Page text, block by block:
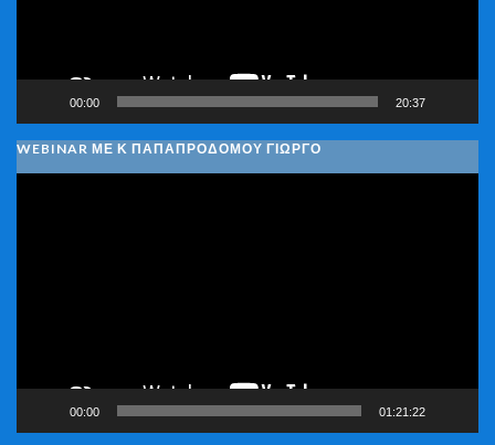
00:00 20:37
WEBINAR ΜΕ Κ ΠΑΠΑΠΡΟΔΌΜΟΥ ΓΙΏΡΓΟ
00:00 01:21:22